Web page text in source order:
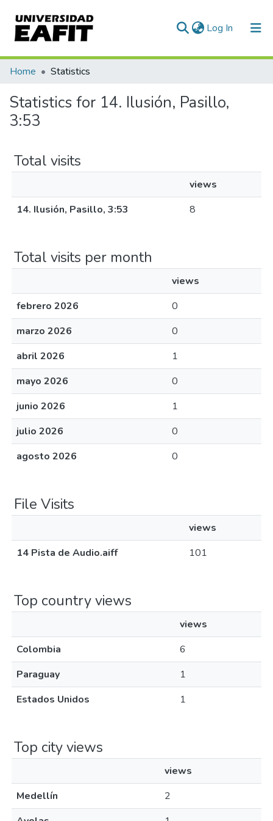
Log In (current)
Communities & Collections
All of DSpace
Home Statistics
Statistics for 14. Ilusión, Pasillo,
3:53
Total visits
views
14. Ilusión, Pasillo, 3:53
8
Total visits per month
views
febrero 2026
0
marzo 2026
0
abril 2026
1
mayo 2026
0
junio 2026
1
julio 2026
0
agosto 2026
0
File Visits
views
14 Pista de Audio.aiff
101
Top country views
views
Colombia
6
Paraguay
1
Estados Unidos
1
Top city views
views
Medellín
2